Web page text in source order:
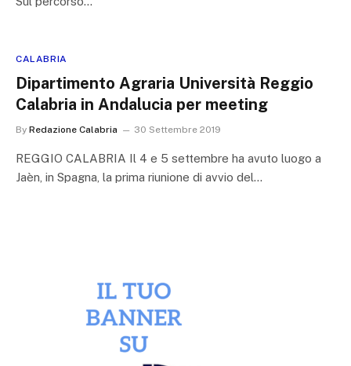
CALABRIA
Dipartimento Agraria Università Reggio
Calabria in Andalucia per meeting
By Redazione Calabria 30 Settembre 2019
REGGIO CALABRIA Il 4 e 5 settembre ha avuto luogo a
Jaèn, in Spagna, la prima riunione di avvio del…